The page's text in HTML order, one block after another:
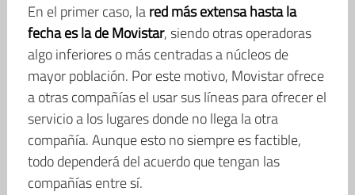
En el primer caso, lared más extensa hasta la
fecha es la de Movistar, siendo otras operadoras
algo inferiores o más centradas a núcleos de
mayor población. Por este motivo, Movistar ofrece
a otras compañías el usar sus líneas para ofrecer el
servicio a los lugares donde no llega la otra
compañía. Aunque esto no siempre es factible,
todo dependerá del acuerdo que tengan las
compañías entre sí.